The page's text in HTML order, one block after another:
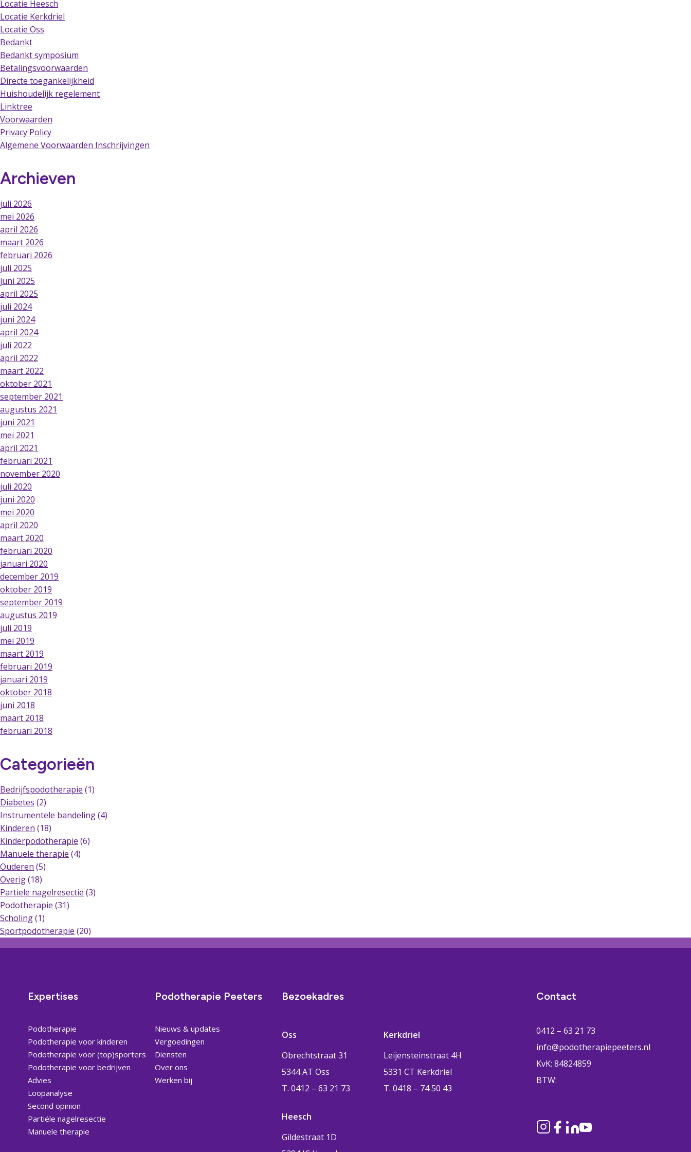
Locatie Heesch
Locatie Kerkdriel
Locatie Oss
Bedankt
Bedankt symposium
Betalingsvoorwaarden
Directe toegankelijkheid
Huishoudelijk regelement
Linktree
Voorwaarden
Privacy Policy
Algemene Voorwaarden Inschrijvingen
Archieven
juli 2026
mei 2026
april 2026
maart 2026
februari 2026
juli 2025
juni 2025
april 2025
juli 2024
juni 2024
april 2024
juli 2022
april 2022
maart 2022
oktober 2021
september 2021
augustus 2021
juni 2021
mei 2021
april 2021
februari 2021
november 2020
juli 2020
juni 2020
mei 2020
april 2020
maart 2020
februari 2020
januari 2020
december 2019
oktober 2019
september 2019
augustus 2019
juli 2019
mei 2019
maart 2019
februari 2019
januari 2019
oktober 2018
juni 2018
maart 2018
februari 2018
Categorieën
Bedrijfspodotherapie (1)
Diabetes (2)
Instrumentele bandeling(4)
Kinderen (18)
Kinderpodotherapie (6)
Manuele therapie (4)
Ouderen (5)
Overig(18)
Partiele nagelresectie (3)
Podotherapie (31)
Scholing(1)
Sportpodotherapie (20)
Expertises
Podotherapie
Podotherapie voor kinderen
Podotherapie voor (top)sporters
Podotherapie voor bedrijven
Advies
Loopanalyse
Second opinion
Partiële nagelresectie
Manuele therapie
Podotherapie Peeters
Nieuws & updates
Vergoedingen
Diensten
Over ons
Werken bij
Bezoekadres
Oss
Obrechtstraat 31
5344 AT Oss
T. 0412 – 63 21 73
Kerkdriel
Leijensteinstraat 4H
5331 CT Kerkdriel
T. 0418 – 74 50 43
Heesch
Gildestraat 1D
Contact
0412 – 63 21 73
info@podotherapiepeeters.nl
KvK: 84824859
BTW: